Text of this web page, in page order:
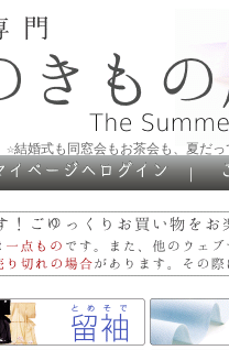
☆結婚式も同窓会もお茶会も、夏だ
｜